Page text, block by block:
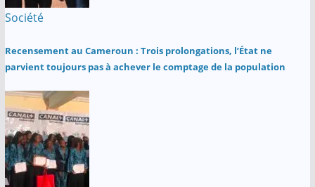
Société
Recensement au Cameroun : Trois prolongations, l’État ne
parvient toujours pas à achever le comptage de la population